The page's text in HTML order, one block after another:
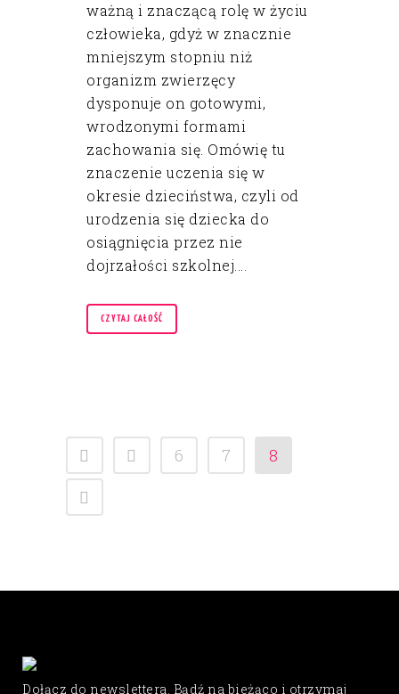
ważną i znaczącą rolę w życiu
człowieka, gdyż w znacznie
mniejszym stopniu niż
organizm zwierzęcy
dysponuje on gotowymi,
wrodzonymi formami
zachowania się. Omówię tu
znaczenie uczenia się w
okresie dzieciństwa, czyli od
urodzenia się dziecka do
osiągnięcia przez nie
dojrzałości szkolnej....
CZYTAJ CAŁOŚĆ
6 7 8
Dołącz do newslettera. Bądź na bieżąco i otrzymaj